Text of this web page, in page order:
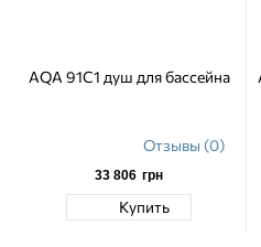
AQA 91C1 душ для бассейна
Отзывы (0)
33 806 грн
Купить